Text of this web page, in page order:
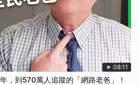
08:11
，到570萬人追蹤的「網路老爸」！